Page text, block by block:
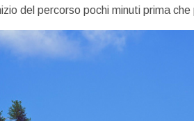
del percorso pochi minuti prima